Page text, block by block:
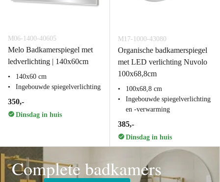
M06-1400-40605
Melo Badkamerspiegel met
ledverlichting | 140x60cm
140x60 cm
Ingebouwde spiegelverlichting
350,-
Dinsdag in huis
M17-1000-43080
Organische badkamerspiegel
met LED verlichting Nuvolo
100x68,8cm
100x68,8 cm
Ingebouwde spiegelverlichting
en -verwarming
385,-
Dinsdag in huis
Complete badkamers